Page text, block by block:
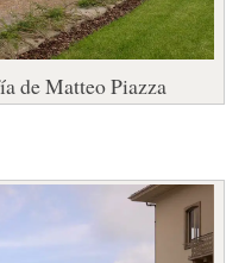
de Matteo Piazza